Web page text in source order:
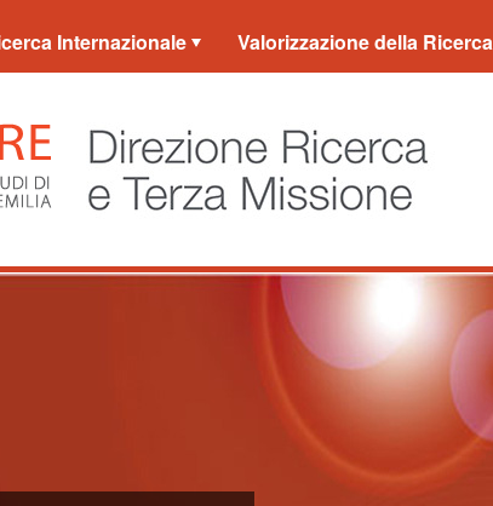
Internazionale Valorizzazione della Ricerca